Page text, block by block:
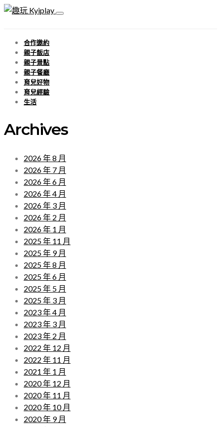
合作邀約
親子飯店
親子景點
親子餐廳
育兒好物
育兒經驗
生活
Archives
2026 年 8 月
2026 年 7 月
2026 年 6 月
2026 年 4 月
2026 年 3 月
2026 年 2 月
2026 年 1 月
2025 年 11 月
2025 年 9 月
2025 年 8 月
2025 年 6 月
2025 年 5 月
2025 年 3 月
2023 年 4 月
2023 年 3 月
2023 年 2 月
2022 年 12 月
2022 年 11 月
2021 年 1 月
2020 年 12 月
2020 年 11 月
2020 年 10 月
2020 年 9 月